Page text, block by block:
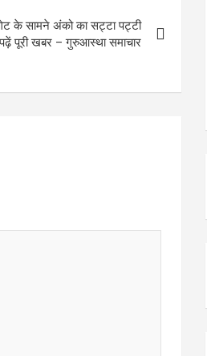
के सामने अंको का सट्टा पट्टी
पूरी खबर – गुरुआस्था समाचार